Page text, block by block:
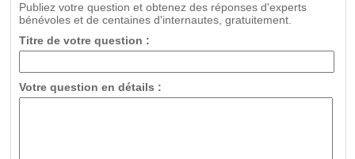
Publiez votre question et obtenez des réponses d'experts
bénévoles et de centaines d'internautes, gratuitement.
Titre de votre question :
Votre question en détails :